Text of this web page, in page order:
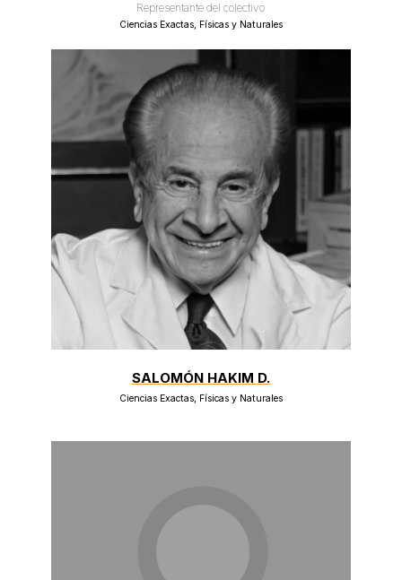
Representante del colectivo
Ciencias Exactas, Físicas y Naturales
SALOMÓN HAKIM D.
Ciencias Exactas, Físicas y Naturales